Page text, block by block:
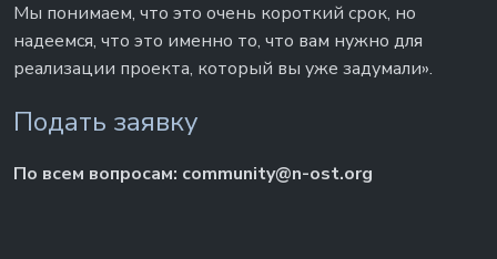
Мы понимаем, что это очень короткий срок, но
надеемся, что это именно то, что вам нужно для
реализации проекта, который вы уже задумали».
Подать заявку
По всем вопросам: community@n-ost.org